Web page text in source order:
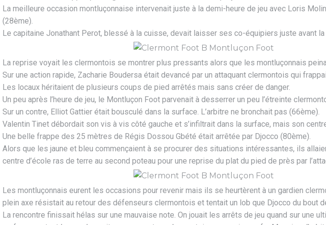
La meilleure occasion montluçonnaise intervenait juste à la demi-heure de jeu avec Loris
(28ème).
Le capitaine Jonathant Perot, blessé à la cuisse, devait laisser ses co-équipiers juste avant la
La reprise voyait les clermontois se montrer plus pressants alors que les montluçonnais
Sur une action rapide, Zacharie Boudersa était devancé par un attaquant clermontois qui
Les locaux héritaient de plusieurs coups de pied arrêtés mais sans créer de danger.
Un peu après l’heure de jeu, le Montluçon Foot parvenait à desserrer un peu l’étreinte
Sur un contre, Elliot Gattier était bousculé dans la surface. L’arbitre ne bronchait pas (66ème).
Valentin Tinet débordait son vis à vis côté gauche et s’infiltrait dans la surface, mais son
Une belle frappe des 25 mètres de Régis Dossou Gbété était arrêtée par Djocco (80ème).
Alors que les jaune et bleu commençaient à se procurer des situations intéressantes, ils
centre d’école ras de terre au second poteau pour une reprise du plat du pied de près par
Les montluçonnais eurent les occasions pour revenir mais ils se heurtèrent à un gardien
plein axe résistait au retour des défenseurs clermontois et tentait un lob que Djocco du bout
La rencontre finissait hélas sur une mauvaise note. On jouait les arrêts de jeu quand sur